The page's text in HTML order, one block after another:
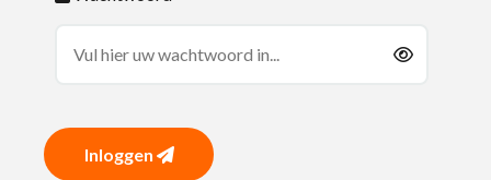
Inloggen